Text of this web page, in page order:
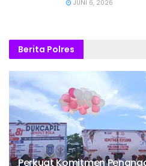
JUNI 6, 2026
Berita Polres
Perkuat Komitmen